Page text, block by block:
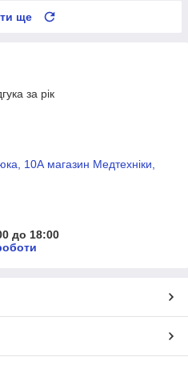
ще
за рік
10А магазин Медтехніки,
до 18:00